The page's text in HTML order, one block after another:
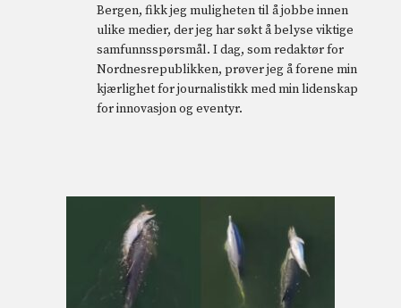
Bergen, fikk jeg muligheten til å jobbe innen
ulike medier, der jeg har søkt å belyse viktige
samfunnsspørsmål. I dag, som redaktør for
Nordnesrepublikken, prøver jeg å forene min
kjærlighet for journalistikk med min lidenskap
for innovasjon og eventyr.